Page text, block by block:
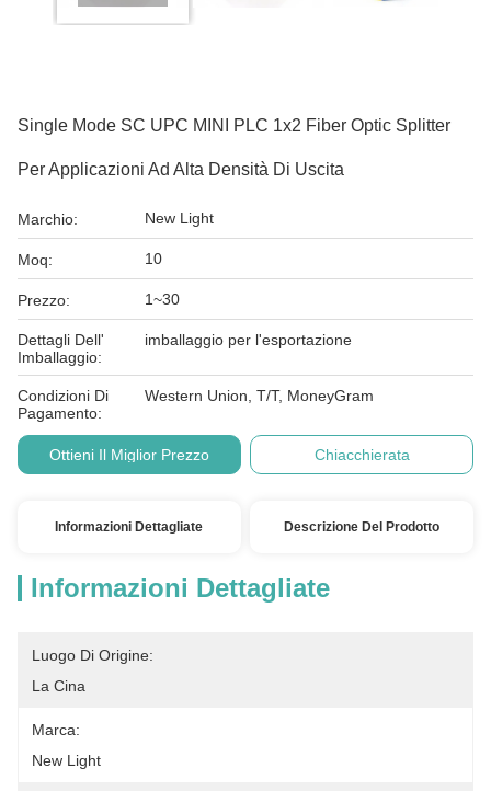
Single Mode SC UPC MINI PLC 1x2 Fiber Optic Splitter
Per Applicazioni Ad Alta Densità Di Uscita
Marchio: New Light
Moq: 10
Prezzo: 1~30
Dettagli Dell'
Imballaggio:
imballaggio per l'esportazione
Condizioni Di
Pagamento:
Western Union, T/T, MoneyGram
Ottieni Il Miglior Prezzo Chiacchierata
Informazioni Dettagliate Descrizione Del Prodotto
Informazioni Dettagliate
Luogo Di Origine:
La Cina
Marca:
New Light